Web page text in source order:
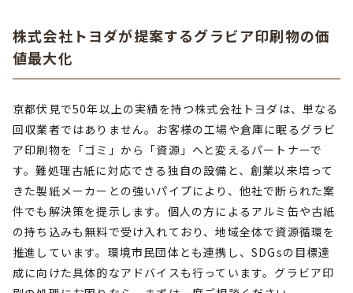
株式会社トヨダが提案するグラビア印刷物の価
値最大化
京都伏見で50年以上の実績を持つ株式会社トヨダは、単なる
回収業者ではありません。お客様の工場や倉庫に眠るグラビ
ア印刷物を「ゴミ」から「資源」へと変えるパートナーで
す。難処理古紙に対応できる独自の設備と、創業以来培って
きた製紙メーカーとの強いパイプにより、他社で断られた案
件でも解決策を提示します。個人の方によるアルミ缶や古紙
の持ち込みも無料で受け入れており、地域全体で資源循環を
推進しています。環境市民団体とも連携し、SDGsの目標達
成に向けた具体的なアドバイスも行っています。グラビア印